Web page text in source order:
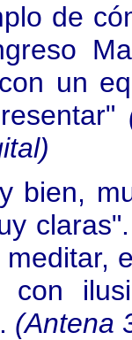
de
un
bien,
con
(Antena